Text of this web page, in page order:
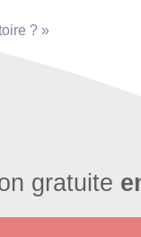
? »
gratuite